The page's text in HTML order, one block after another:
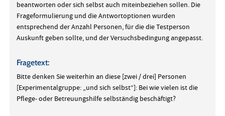
beantworten oder sich selbst auch miteinbeziehen sollen. Die
Frageformulierung und die Antwortoptionen wurden
entsprechend der Anzahl Personen, für die die Testperson
Auskunft geben sollte, und der Versuchsbedingung angepasst.
Fragetext:
Bitte denken Sie weiterhin an diese [zwei / drei] Personen
[Experimentalgruppe: „und sich selbst“]: Bei wie vielen ist die
Pflege- oder Betreuungshilfe selbständig beschäftigt?